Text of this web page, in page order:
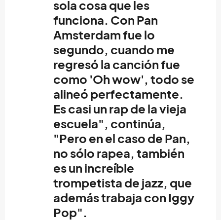
sola cosa que les
funciona. Con Pan
Amsterdam fue lo
segundo, cuando me
regresó la canción fue
como 'Oh wow', todo se
alineó perfectamente.
Es casi un rap de la vieja
escuela", continúa,
"Pero en el caso de Pan,
no sólo rapea, también
es un increíble
trompetista de jazz, que
además trabaja con Iggy
Pop".